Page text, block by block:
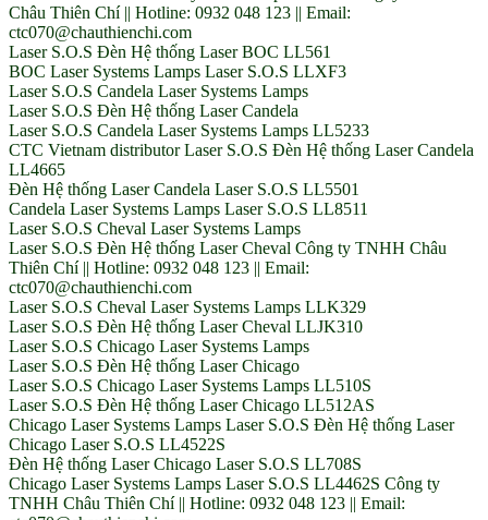
Châu Thiên Chí || Hotline: 0932 048 123 || Email:
ctc070@chauthienchi.com
Laser S.O.S Đèn Hệ thống Laser BOC LL561
BOC Laser Systems Lamps Laser S.O.S LLXF3
Laser S.O.S Candela Laser Systems Lamps
Laser S.O.S Đèn Hệ thống Laser Candela
Laser S.O.S Candela Laser Systems Lamps LL5233
CTC Vietnam distributor Laser S.O.S Đèn Hệ thống Laser Candela
LL4665
Đèn Hệ thống Laser Candela Laser S.O.S LL5501
Candela Laser Systems Lamps Laser S.O.S LL8511
Laser S.O.S Cheval Laser Systems Lamps
Laser S.O.S Đèn Hệ thống Laser Cheval Công ty TNHH Châu
Thiên Chí || Hotline: 0932 048 123 || Email:
ctc070@chauthienchi.com
Laser S.O.S Cheval Laser Systems Lamps LLK329
Laser S.O.S Đèn Hệ thống Laser Cheval LLJK310
Laser S.O.S Chicago Laser Systems Lamps
Laser S.O.S Đèn Hệ thống Laser Chicago
Laser S.O.S Chicago Laser Systems Lamps LL510S
Laser S.O.S Đèn Hệ thống Laser Chicago LL512AS
Chicago Laser Systems Lamps Laser S.O.S Đèn Hệ thống Laser
Chicago Laser S.O.S LL4522S
Đèn Hệ thống Laser Chicago Laser S.O.S LL708S
Chicago Laser Systems Lamps Laser S.O.S LL4462S Công ty
TNHH Châu Thiên Chí || Hotline: 0932 048 123 || Email: